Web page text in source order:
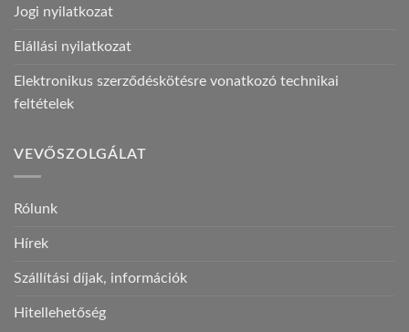
Jogi nyilatkozat
Elállási nyilatkozat
Elektronikus szerződéskötésre vonatkozó technikai
feltételek
VEVŐSZOLGÁLAT
Rólunk
Hírek
Szállítási díjak, információk
Hitellehetőség